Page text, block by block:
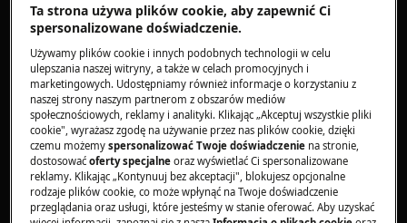
Takie krótkotrwałe iskrzenie nie powinno budzić
niepokoju.
Co zrobić, jeśli iskrownik nie przestaje
iskrzyć?
Jeżeli zapalarka pracuje nadal po zwolnieniu
pokrętła, wykonaj poniższe czynności.
1. Sprawdź, czy płyta gazowa nie jest
mokra
Ta strona używa plików cookie, aby zapewnić Ci
spersonalizowane doświadczenie.
Używamy plików cookie i innych podobnych technologii w celu
ulepszania naszej witryny, a także w celach promocyjnych i
marketingowych. Udostępniamy również informacje o korzystaniu z
naszej strony naszym partnerom z obszarów mediów
społecznościowych, reklamy i analityki. Klikając „Akceptuj wszystkie pliki
cookie", wyrażasz zgodę na używanie przez nas plików cookie, dzięki
czemu możemyspersonalizować Twoje doświadczenie na stronie,
dostosowaćoferty specjalne oraz wyświetlać Ci spersonalizowane
reklamy. Klikając „Kontynuuj bez akceptacji", blokujesz opcjonalne
rodzaje plików cookie, co może wpłynąć na Twoje doświadczenie
przeglądania oraz usługi, które jesteśmy w stanie oferować. Aby uzyskać